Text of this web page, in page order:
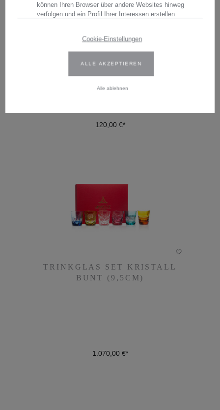
WHISKYGLAS KRISTALL
INDIVIDUELLER GRAVUR
120,00 €*
VENEDIG CLEAR MIT
INDIVIDUELLER GRAVUR
DETAILS
TRINKGLAS SET KRISTALL
BUNT (9,5CM)
1.070,00 €*
BUNT (9,5CM)
DETAILS
können Ihren Browser über andere Websites hinweg
verfolgen und ein Profil Ihrer Interessen erstellen.
Informationen finden Sie in unserer Datenschutzbestimmungen.
Geben Sie Ihre Zustimmung oder bearbeiten Sie die Cookie-
Einstellungen, um festzulegen, wie Ihre gesammelten Daten
verwendet werden können. Sie können Ihre Einwilligung jederzeit
Weitere Informationen finden Sie in unseren
Cookie-Einstellungen
Alle ablehnen
ALLE AKZEPTIEREN